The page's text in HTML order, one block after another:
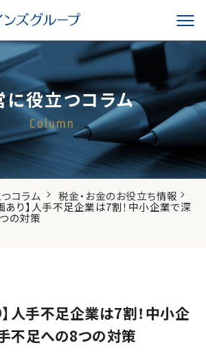
に役立つコラム
Column
コラム 税金・お金のお役立ち情報
あり】人手不足企業は7割！中小企業で深
の対策
】人手不足企業は7割！中小企
不足への8つの対策